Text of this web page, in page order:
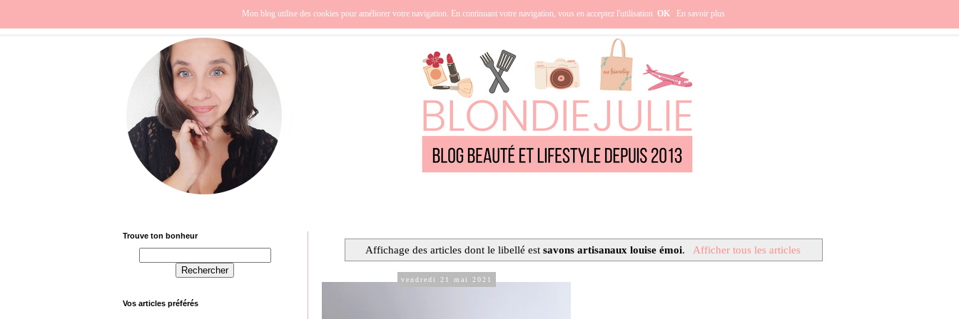
Europe France Océanie Lifestyle Cuisine Culture Qui suis-je ?
Affichage des articles dont le libellé estsavons artisanaux louise émoi. Afficher tous les articles
vendredi 21 mai 2021
Trouve ton bonheur
Vos articles préférés
Mon blog utilise des cookies pour améliorer votre navigation. En continuant votre navigation, vous en acceptez l'utilisation OK En savoir plus